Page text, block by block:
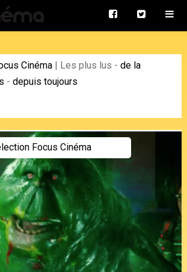
Cinéma| Les plus lus - de la
- depuis toujours
Focus Cinéma